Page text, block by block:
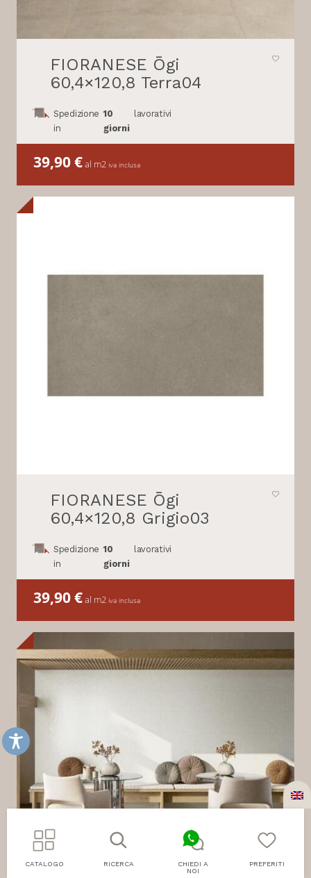
FIORANESE Ōgi
60,4×120,8 Terra04
Spedizione
in
10
giorni
lavorativi
39,90€al m2 iva inclusa
FIORANESE Ōgi
60,4×120,8 Grigio03
Spedizione
in
10
giorni
lavorativi
39,90€al m2 iva inclusa
CATALOGO RICERCA
CHIEDI A
NOI
PREFERITI